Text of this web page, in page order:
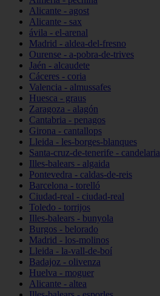
Alicante - agost
Alicante - sax
ávila - el-arenal
Madrid - aldea-del-fresno
Ourense - a-pobra-de-trives
Jaén - alcaudete
Cáceres - coria
Valencia - almussafes
Huesca - graus
Zaragoza - alagón
Cantabria - penagos
Girona - cantallops
Lleida - les-borges-blanques
Santa-cruz-de-tenerife - candelaria
Illes-balears - algaida
Pontevedra - caldas-de-reis
Barcelona - torelló
Ciudad-real - ciudad-real
Toledo - torrijos
Illes-balears - bunyola
Burgos - belorado
Madrid - los-molinos
Lleida - la-vall-de-boí
Badajoz - olivenza
Huelva - moguer
Alicante - altea